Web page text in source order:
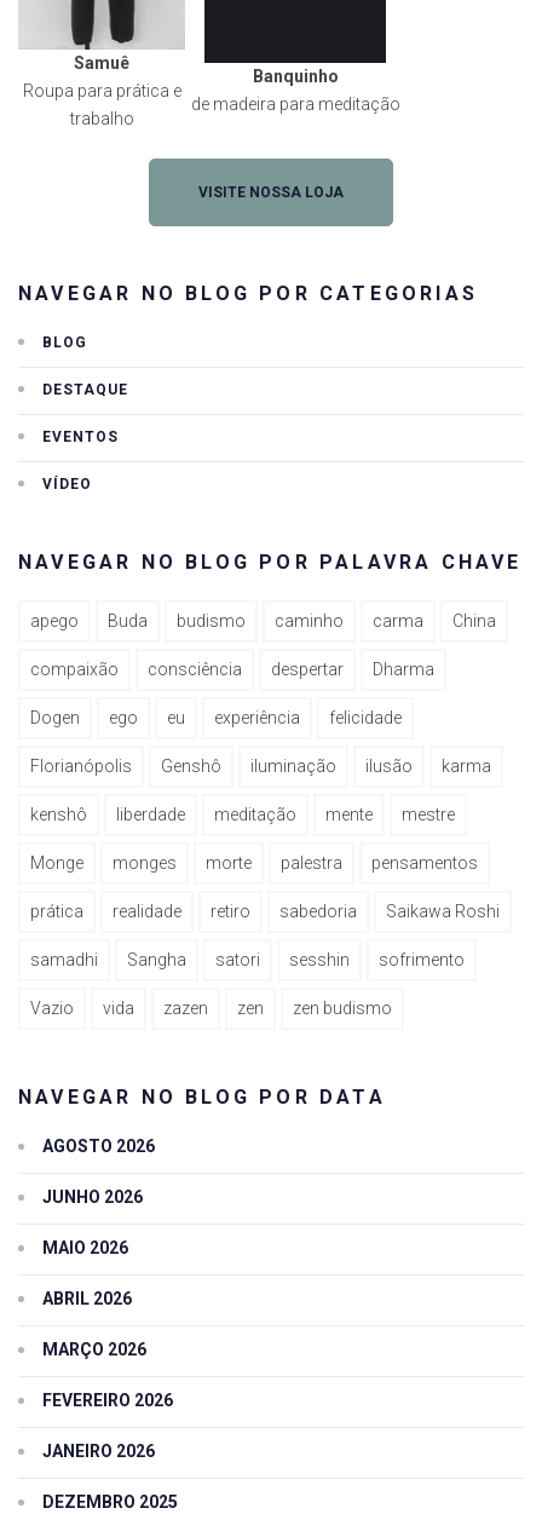
Samuê
Roupa para prática e
trabalho
Banquinho
de madeira para meditação
VISITE NOSSA LOJA
NAVEGAR NO BLOG POR CATEGORIAS
BLOG
DESTAQUE
EVENTOS
VÍDEO
NAVEGAR NO BLOG POR PALAVRA CHAVE
apego Buda budismo caminho carma China
compaixão consciência despertar Dharma
Dogen ego eu experiência felicidade
Florianópolis Genshô iluminação ilusão karma
kenshô liberdade meditação mente mestre
Monge monges morte palestra pensamentos
prática realidade retiro sabedoria Saikawa Roshi
samadhi Sangha satori sesshin sofrimento
Vazio vida zazen zen zen budismo
NAVEGAR NO BLOG POR DATA
AGOSTO 2026
JUNHO 2026
MAIO 2026
ABRIL 2026
MARÇO 2026
FEVEREIRO 2026
JANEIRO 2026
DEZEMBRO 2025